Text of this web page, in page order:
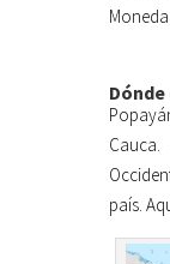
país.